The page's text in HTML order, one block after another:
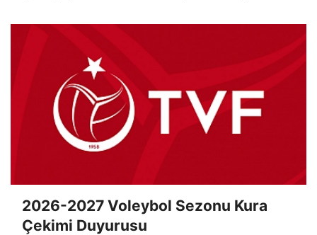
2026-2027 Voleybol Sezonu Kura
Çekimi Duyurusu